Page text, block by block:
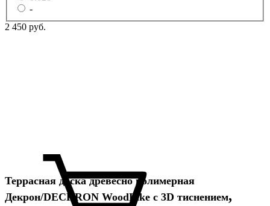
-
2 450 руб.
Террасная доска древесно полимерная
Декрон/DECKRON WoodLike с 3D тиснением,